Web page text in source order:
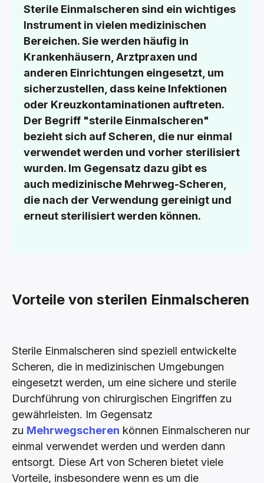
Sterile Einmalscheren sind ein wichtiges
Instrument in vielen medizinischen
Bereichen. Sie werden häufig in
Krankenhäusern, Arztpraxen und
anderen Einrichtungen eingesetzt, um
sicherzustellen, dass keine Infektionen
oder Kreuzkontaminationen auftreten.
Der Begriff "sterile Einmalscheren"
bezieht sich auf Scheren, die nur einmal
verwendet werden und vorher sterilisiert
wurden. Im Gegensatz dazu gibt es
auch medizinische Mehrweg-Scheren,
die nach der Verwendung gereinigt und
erneut sterilisiert werden können.
Vorteile von sterilen Einmalscheren
Sterile Einmalscheren sind speziell entwickelte
Scheren, die in medizinischen Umgebungen
eingesetzt werden, um eine sichere und sterile
Durchführung von chirurgischen Eingriffen zu
gewährleisten. Im Gegensatz
zu Mehrwegscheren können Einmalscheren nur
einmal verwendet werden und werden dann
entsorgt. Diese Art von Scheren bietet viele
Vorteile, insbesondere wenn es um die